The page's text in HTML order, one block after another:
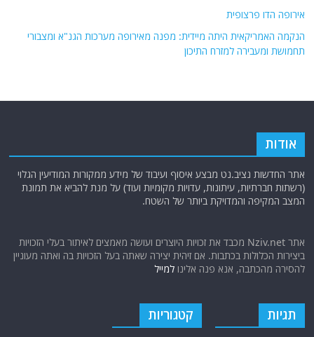
אירופה הדו פרצופית
הנקמה האמריקאית היתה מיידית: מפנה מאירופה מערכות הגנ"א ומצבורי
תחמושת ומעבירה למזרח התיכון
אודות
אתר החדשות נציב.נט מבצע איסוף ועיבוד של מידע ממקורות המודיעין הגלוי
(רשתות חברתיות, עיתונות, עדויות מקומיות ועוד) על מנת להביא את תמונת
המצב המקיפה והמדויקת ביותר של השטח.
אתר Nziv.net מכבד את זכויות היוצרים ועושה מאמצים לאיתור בעלי הזכויות
ביצירות הכלולות בכתבות. אם זיהית יצירה שאתה בעל הזכויות בה ואתה מעוניין
להסירה מהכתבה, אנא פנה אלינולמייל
תגיות קטגוריות